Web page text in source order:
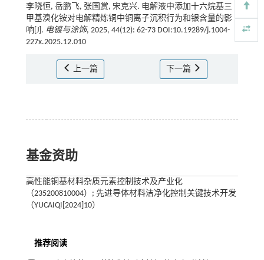
李晓恒, 岳鹏飞, 张国赏, 宋克兴. 电解液中添加十六烷基三
甲基溴化铵对电解精炼铜中铜离子沉积行为和银含量的影
响[J]. 电镀与涂饰, 2025, 44(12): 62-73 DOI:10.19289/j.1004-
227x.2025.12.010
上一篇 下一篇
基金资助
高性能铜基材料杂质元素控制技术及产业化
（235200810004）; 先进导体材料洁净化控制关键技术开发
（YUCAIQI[2024]10）